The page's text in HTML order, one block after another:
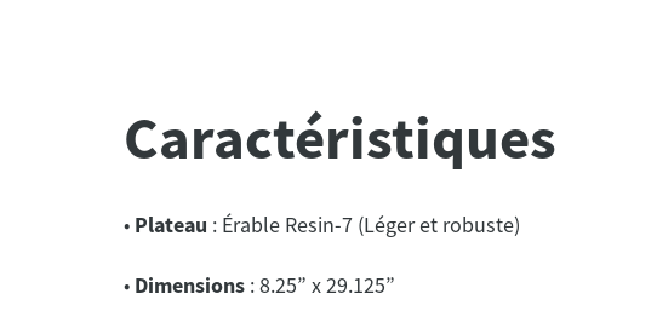
Caractéristiques
• Plateau : Érable Resin-7 (Léger et robuste)
• Dimensions : 8.25” x 29.125”
Complete House Logo Black 6.0 x 23.5